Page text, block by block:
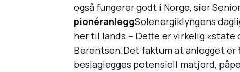
også fungerer godt i Norge, sier
pionéranleggSolenergiklyngens
her til lands.– Dette er virkelig
Berentsen.Det faktum at anlegget
beslaglegges potensiell matjord,